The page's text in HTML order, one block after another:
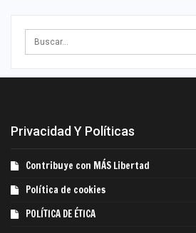
Privacidad Y Políticas
Contribuye con MÁS Libertad
Política de cookies
POLÍTICA DE ÉTICA